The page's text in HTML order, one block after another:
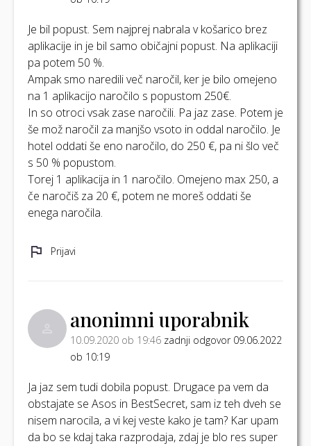
Je bil popust. Sem najprej nabrala v košarico brez
aplikacije in je bil samo običajni popust. Na aplikaciji
pa potem 50 %.
Ampak smo naredili več naročil, ker je bilo omejeno
na 1 aplikacijo naročilo s popustom 250€.
In so otroci vsak zase naročili. Pa jaz zase. Potem je
še mož naročil za manjšo vsoto in oddal naročilo. Je
hotel oddati še eno naročilo, do 250 €, pa ni šlo več
s 50 % popustom.
Torej 1 aplikacija in 1 naročilo. Omejeno max 250, a
če naročiš za 20 €, potem ne moreš oddati še
enega naročila.
Prijavi
anonimni uporabnik
10.09.2020 ob 19:46 zadnji odgovor 09.06.2022
ob 10:19
Ja jaz sem tudi dobila popust. Drugace pa vem da
obstajate se Asos in BestSecret, sam iz teh dveh se
nisem narocila, a vi kej veste kako je tam? Kar upam
da bo se kdaj taka razprodaja, zdaj je blo res super